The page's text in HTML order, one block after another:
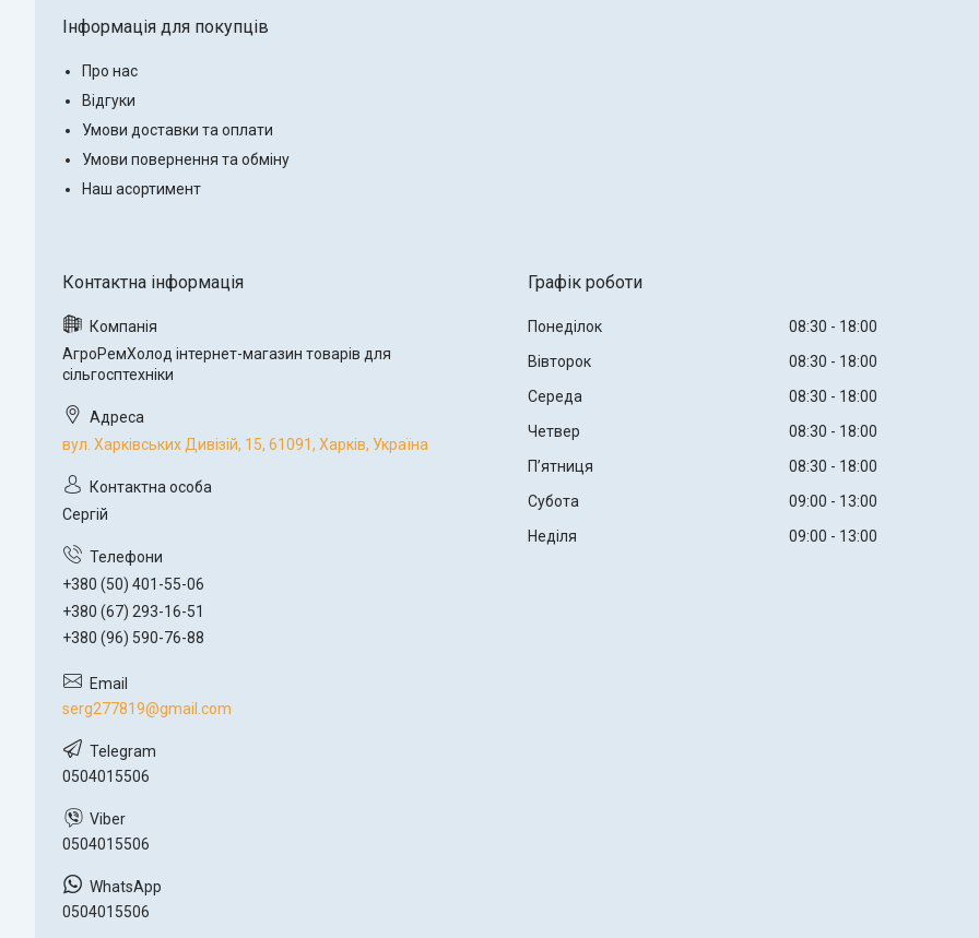
Інформація для покупців
Про нас
Відгуки
Умови доставки та оплати
Умови повернення та обміну
Наш асортимент
АгроРемХолод інтернет-магазин товарів для
сільгосптехніки
вул. Харківських Дивізій, 15, 61091, Харків, Україна
Сергій
+380 (50) 401-55-06
+380 (67) 293-16-51
+380 (96) 590-76-88
serg277819@gmail.com
0504015506
0504015506
0504015506
Графік роботи
Понеділок 08:30
18:00
Вівторок
08:30
18:00
Середа
08:30
18:00
Четвер
08:30
18:00
Пʼятниця
08:30
18:00
Субота
09:00
13:00
Неділя
09:00 13:00